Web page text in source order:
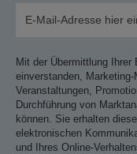
Mit der Übermittlung
einverstanden,
Veranstaltungen,
Durchführung von
können. Sie erhalten
elektronischen
und Ihres Online-